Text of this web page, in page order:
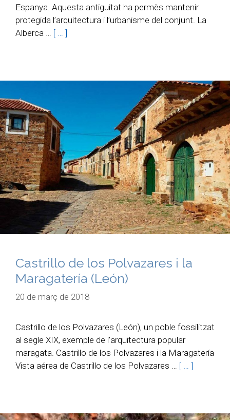
Espanya. Aquesta antiguitat ha permès mantenir
protegida l’arquitectura i l’urbanisme del conjunt. La
Alberca … [ … ]
Castrillo de los Polvazares i la
Maragatería (León)
20 de març de 2018
Castrillo de los Polvazares (León), un poble fossilitzat
al segle XIX, exemple de l’arquitectura popular
maragata. Castrillo de los Polvazares i la Maragatería
Vista aérea de Castrillo de los Polvazares … [ … ]